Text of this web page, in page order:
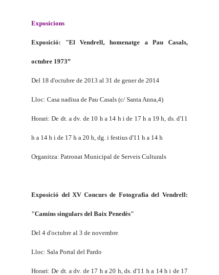
Exposicions
Exposició: "El Vendrell, homenatge a Pau Casals,
octubre 1973”
Del 18 d'octubre de 2013 al 31 de gener de 2014
Lloc: Casa nadiua de Pau Casals (c/ Santa Anna,4)
Horari: De dt. a dv. de 10 h a 14 h i de 17 h a 19 h, ds. d'11
h a 14 h i de 17 h a 20 h, dg. i festius d'11 h a 14 h
Organitza: Patronat Municipal de Serveis Culturals
Exposició del XV Concurs de Fotografia del Vendrell:
"Camins singulars del Baix Penedès"
Del 4 d'octubre al 3 de novembre
Lloc: Sala Portal del Pardo
Horari: De dt. a dv. de 17 h a 20 h, ds. d'11 h a 14 h i de 17